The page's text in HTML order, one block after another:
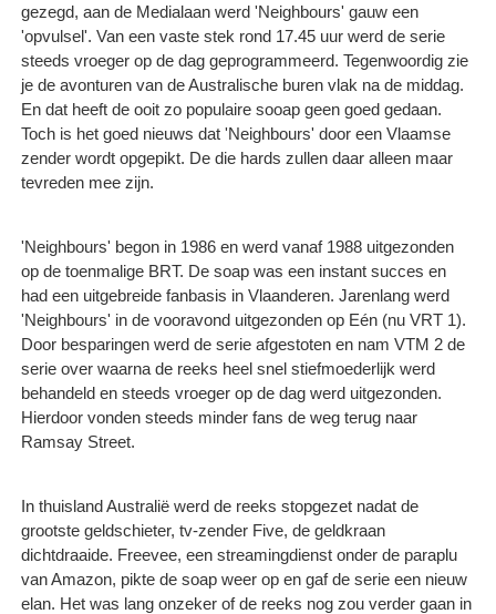
gezegd, aan de Medialaan werd 'Neighbours' gauw een
'opvulsel'. Van een vaste stek rond 17.45 uur werd de serie
steeds vroeger op de dag geprogrammeerd. Tegenwoordig zie
je de avonturen van de Australische buren vlak na de middag.
En dat heeft de ooit zo populaire sooap geen goed gedaan.
Toch is het goed nieuws dat 'Neighbours' door een Vlaamse
zender wordt opgepikt. De die hards zullen daar alleen maar
tevreden mee zijn.
'Neighbours' begon in 1986 en werd vanaf 1988 uitgezonden
op de toenmalige BRT. De soap was een instant succes en
had een uitgebreide fanbasis in Vlaanderen. Jarenlang werd
'Neighbours' in de vooravond uitgezonden op Eén (nu VRT 1).
Door besparingen werd de serie afgestoten en nam VTM 2 de
serie over waarna de reeks heel snel stiefmoederlijk werd
behandeld en steeds vroeger op de dag werd uitgezonden.
Hierdoor vonden steeds minder fans de weg terug naar
Ramsay Street.
In thuisland Australië werd de reeks stopgezet nadat de
grootste geldschieter, tv-zender Five, de geldkraan
dichtdraaide. Freevee, een streamingdienst onder de paraplu
van Amazon, pikte de soap weer op en gaf de serie een nieuw
elan. Het was lang onzeker of de reeks nog zou verder gaan in